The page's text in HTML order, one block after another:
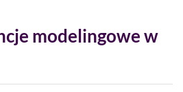
modelingowe w